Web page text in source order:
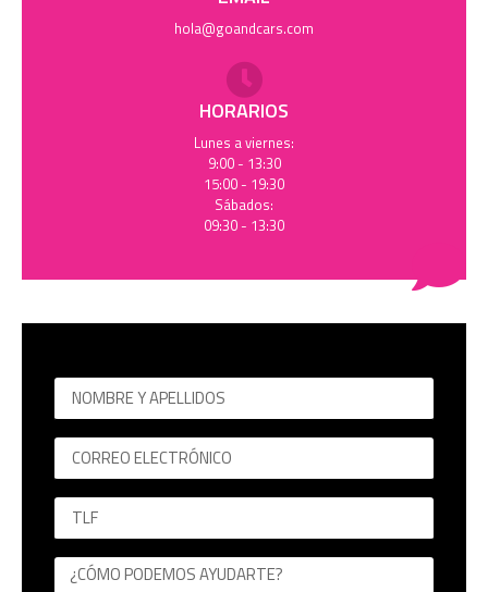
hola@goandcars.com
HORARIOS
Lunes a viernes:
9:00 - 13:30
15:00 - 19:30
Sábados:
09:30 - 13:30